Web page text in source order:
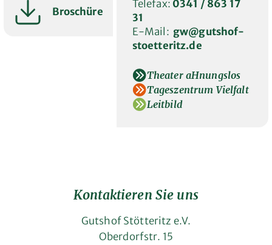
Telefax: 0341 / 863 17
31
E-Mail: gw@gutshof-
stoetteritz.de
Theater aHnungslos
Tageszentrum Vielfalt
Leitbild
Broschüre
Kontaktieren Sie uns
Gutshof Stötteritz e.V.
Oberdorfstr. 15